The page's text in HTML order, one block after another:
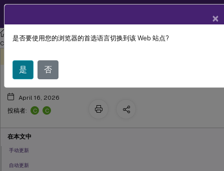
Citrix Workspace 应用程序（适用于 Windows）
适用于 Windows 的
Citrix Workspace app 1912 LTSR
更新
April 16, 2026
投稿者:
C C
在本文中
手动更新
自动更新
×
是否要使用您的浏览器的首选语言切换到该 Web 站点?
是 否